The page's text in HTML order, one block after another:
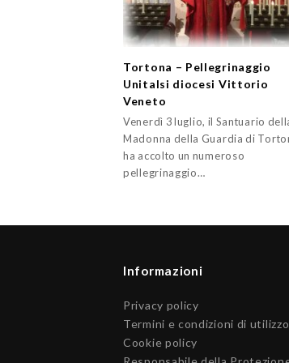
Tortona – Pellegrinaggio
Unitalsi diocesi Vittorio
Veneto
Venerdì 3 luglio, il Santuario
Madonna della Guardia di
ha accolto un numeroso
pellegrinaggio…
Informazioni
Privacy policy
Termini e condizioni di utilizzo
Cookie policy